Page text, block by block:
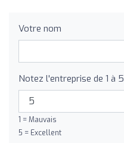
Votre nom
Notez l'entreprise de 1 à 5
1 = Mauvais
5 = Excellent